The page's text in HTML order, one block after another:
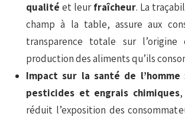
qualité et leurfraîcheur. La
champ à la table, assure aux
transparence totale sur
production des aliments qu’ils
Impact sur la santé de l’homme
pesticides et engrais chimiques,
réduit l’exposition des